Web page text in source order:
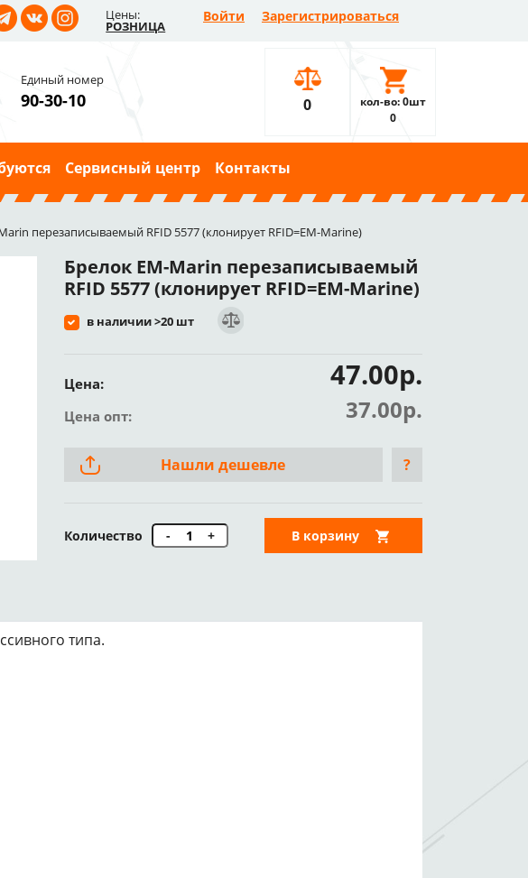
Цены:
РОЗНИЦА
Войти Зарегистрироваться
Единый номер
90-30-10 0
кол-во: 0шт
0
Сервисный центр Контакты
перезаписываемый RFID 5577 (клонирует RFID=EM-Marine)
Брелок EM-Marin перезаписываемый
RFID 5577 (клонирует RFID=EM-Marine)
в наличии >20 шт
Цена: 47.00р.
Цена опт: 37.00р.
Нашли дешевле ?
Количество - + В корзину
типа.